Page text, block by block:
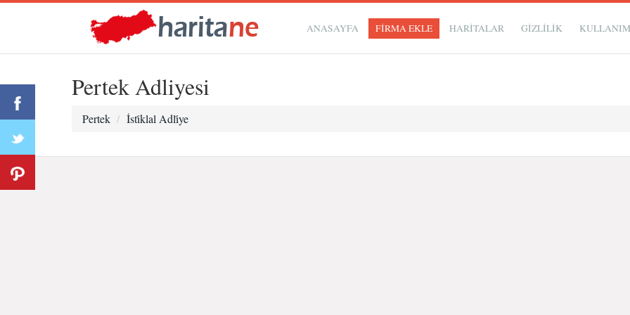
ANASAYFA FİRMA EKLE HARİTALAR GIZLILIK
Pertek Adliyesi
Pertek İsti̇klal Adli̇ye